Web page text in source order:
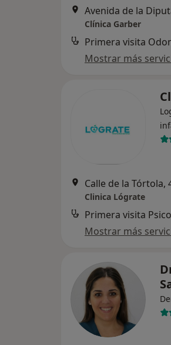
Clínica Garber
Primera visita
Mostrar más
Clinica Lógrate
Primera visita
Mostrar más